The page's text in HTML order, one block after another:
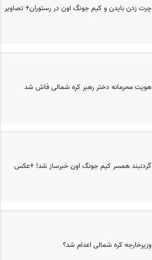
چرت زدن بایدن و کیم جونگ اون در رستوران+ تصاویر
هویت محرمانه دختر رهبر کره شمالی فاش شد
گردنبند همسر کیم جونگ اون خبرساز شد! +عکس
وزیرخارجه کره شمالی اعدام شد؟